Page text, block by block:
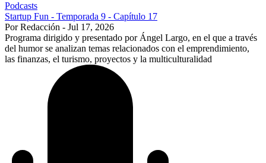
Podcasts
Startup Fun - Temporada 9 - Capítulo 17
Por Redacción - Jul 17, 2026
Programa dirigido y presentado por Ángel Largo, en el que a través
del humor se analizan temas relacionados con el emprendimiento,
las finanzas, el turismo, proyectos y la multiculturalidad